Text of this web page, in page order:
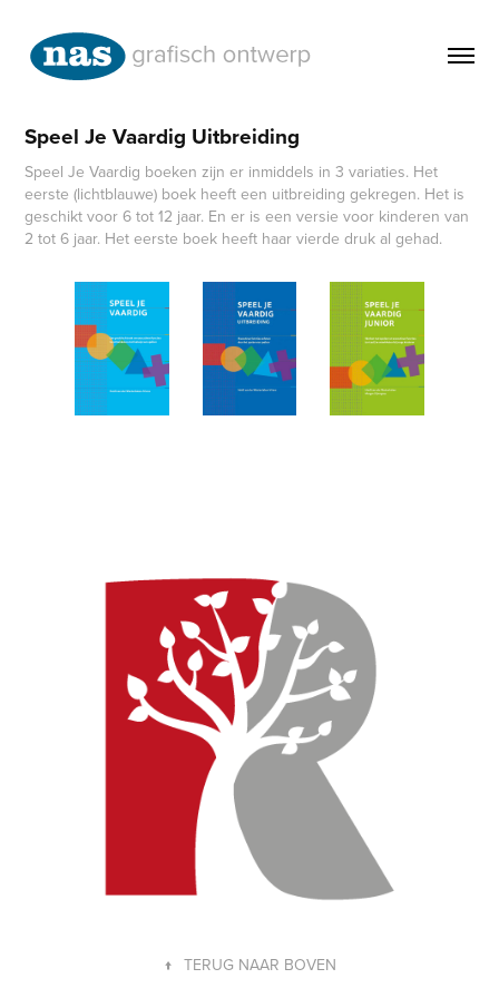
Speel Je Vaardig Uitbreiding
Speel Je Vaardig boeken zijn er inmiddels in 3 variaties. Het
eerste (lichtblauwe) boek heeft een uitbreiding gekregen. Het is
geschikt voor 6 tot 12 jaar. En er is een versie voor kinderen van
2 tot 6 jaar. Het eerste boek heeft haar vierde druk al gehad.
↑ TERUG NAAR BOVEN